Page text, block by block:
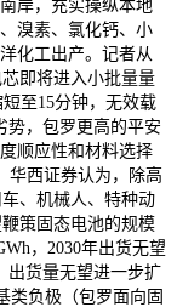
岸，充实操纵本地
溴素、氯化钙、小
化工出产。记者从
即将进入小批量量
至15分钟，无效载
势，包罗更高的平安
顺应性和材料选择
华西证券认为，除高
、机械人、特种动
策固态电池的规模
，2030年出货无望
出货量无望进一步扩
类负极（包罗面向固